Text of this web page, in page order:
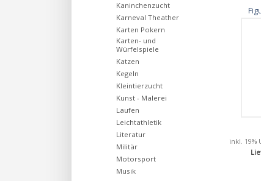
inkl. 19%
Kaninchenzucht
Karneval Theather
Karten Pokern
Karten- und
Würfelspiele
Katzen
Kegeln
Kleintierzucht
Kunst - Malerei
Laufen
Leichtathletik
Literatur
Militär
Motorsport
Musik